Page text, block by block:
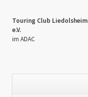
Touring Club Liedolsheim
e.V.
im ADAC